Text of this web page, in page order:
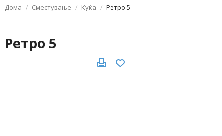
Дома Сместување Куќа Ретро 5
Ретро 5